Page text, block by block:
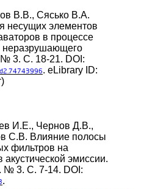
В.В., Сясько В.А.
несущих элементов
в процессе
неразрушающего
№ 3. С. 18-21. DOI:
. eLibrary ID:
И.Е., Чернов Д.В.,
С.В. Влияние полосы
фильтров на
эмиссии.
№ 3. С. 7-14. DOI:
.